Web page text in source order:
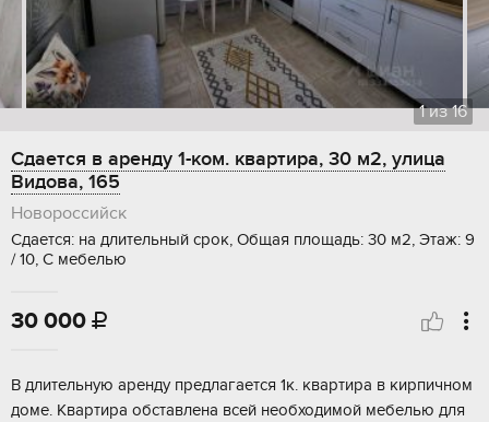
1из16
Сдается в аренду 1-ком. квартира, 30 м2, улица
Видова, 165
Новороссийск
Сдается: на длительный срок, Общая площадь: 30 м2, Этаж: 9
/ 10, С мебелью
30 000 
В длительную аренду предлагается 1к. квартира в кирпичном
доме. Квартира обставлена всей необходимой мебелью для